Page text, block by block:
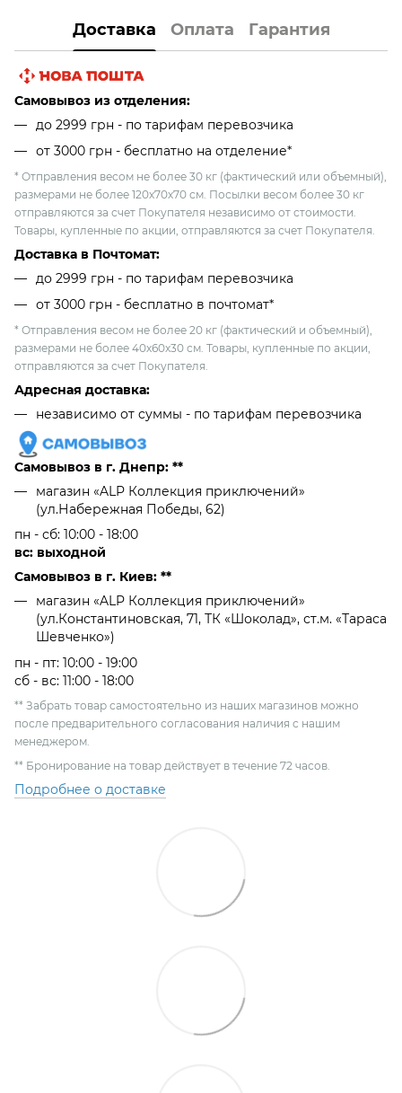
Доставка Оплата Гарантия
Самовывоз из отделения:
до 2999 грн - по тарифам перевозчика
от 3000 грн - бесплатно на отделение*
* Отправления весом не более 30 кг (фактический или объемный),
размерами не более 120х70х70 см. Посылки весом более 30 кг
отправляются за счет Покупателя независимо от стоимости.
Товары, купленные по акции, отправляются за счет Покупателя.
Доставка в Почтомат:
до 2999 грн - по тарифам перевозчика
от 3000 грн - бесплатно в почтомат*
* Отправления весом не более 20 кг (фактический и объемный),
размерами не более 40х60х30 см. Товары, купленные по акции,
отправляются за счет Покупателя.
Адресная доставка:
независимо от cуммы - по тарифам перевозчика
Самовывоз в г. Днепр: **
магазин «ALP Коллекция приключений»
(ул.Набережная Победы, 62)
пн - сб: 10:00 - 18:00
вс: выходной
Самовывоз в г. Киев: **
магазин «ALP Коллекция приключений»
(ул.Константиновская, 71, ТК «Шоколад», ст.м. «Тараса
Шевченко»)
пн - пт: 10:00 - 19:00
сб - вс: 11:00 - 18:00
** Забрать товар самостоятельно из наших магазинов можно
после предварительного согласования наличия с нашим
менеджером.
** Бронирование на товар действует в течение 72 часов.
Подробнее о доставке